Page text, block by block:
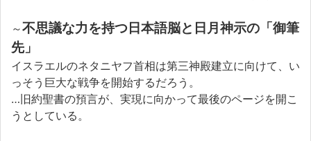
～不思議な力を持つ日本語脳と日月神示の「御筆
先」
イスラエルのネタニヤフ首相は第三神殿建立に向けて、い
っそう巨大な戦争を開始するだろう。
…旧約聖書の預言が、実現に向かって最後のページを開こ
うとしている。